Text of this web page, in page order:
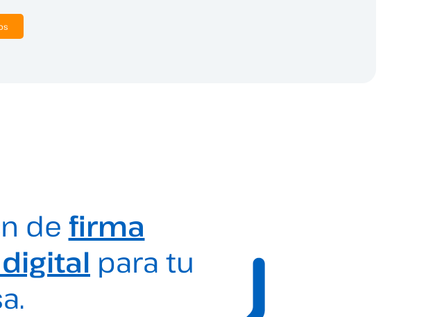
de firma
para tu